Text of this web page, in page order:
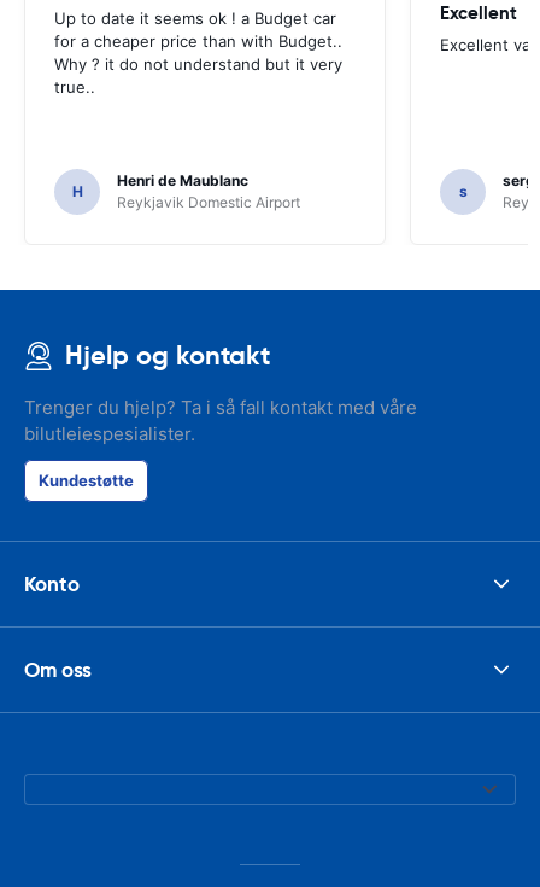
Up to date it seems ok ! a Budget car
for a cheaper price than with Budget..
Why ? it do not understand but it very
true..
H
Henri de Maublanc
Reykjavik Domestic Airport
Excellent
Excellent
s
Hjelp og kontakt
Trenger du hjelp? Ta i så fall kontakt med våre
bilutleiespesialister.
Kundestøtte
Konto
Om oss